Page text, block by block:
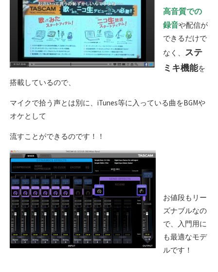
高音質での
録音や配信が
できるだけで
なく、 ステ
ミキ機能を
搭載しているので、
マイクで拾う声とは別に、iTunes等に入っている曲をBGMや
オケとして
流すことができるのです！！
お値段もリー
ズナブルなの
で、入門用に
も最適なモデ
ルです！